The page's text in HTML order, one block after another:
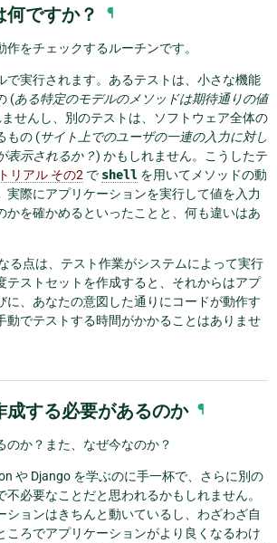
何ですか？ ¶
をチェックするルーチンです。
で実行されます。あるテストは、小さな機能
(ある特定のモデルのメソッドは期待通りの値
せんし、別のテストは、ソフトウェア全体の
もの (サイト上でのユーザの一連の入力に対し
表示されるか？) かもしれません。こうしたテ
リアル その2 で shell を用いてメソッドの動
実際にアプリケーションを実行して値を入力
かを確かめるといったことと、何も違いはあ
る点は、テスト作業がシステムによって実行
テストセットを作成すると、それからはアプ
に、あなたの意図した通りにコードが動作す
動でテストする時間がかかることはありませ
成する必要があるのか ¶
のか？また、なぜ今なのか？
や Django を学ぶのに手一杯で、さらに別の
不必要なことだと思われるかもしれません。
ションはきちんと動いているし、わざわざ自
ころでアプリケーションがより良くなるわけ